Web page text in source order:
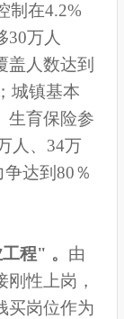
制在4.2%
30万人
盖人数达到
城镇基本
生育保险参
人、34万
达到80％
程" 。 由
性上岗，
买岗位作为